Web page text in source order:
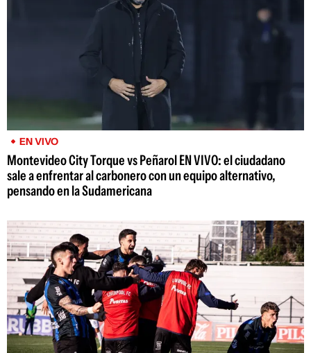
EN VIVO
Montevideo City Torque vs Peñarol EN VIVO: el ciudadano
sale a enfrentar al carbonero con un equipo alternativo,
pensando en la Sudamericana